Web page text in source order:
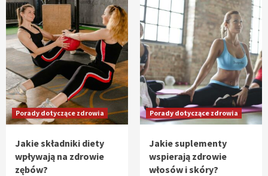
Porady dotyczące zdrowia
Jakie składniki diety
wpływają na zdrowie
zębów?
Porady dotyczące zdrowia
Jakie suplementy
wspierają zdrowie
włosów i skóry?